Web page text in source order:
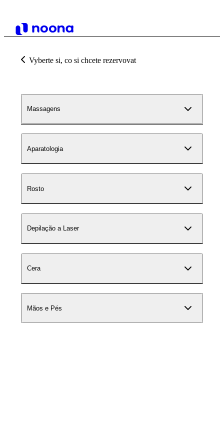
Vyberte si, co si chcete rezervovat
Massagens
Aparatologia
Rosto
Depilação a Laser
Cera
Mãos e Pés